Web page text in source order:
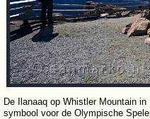
De Ilanaaq op Whistler Mountain
symbool voor de Olympische